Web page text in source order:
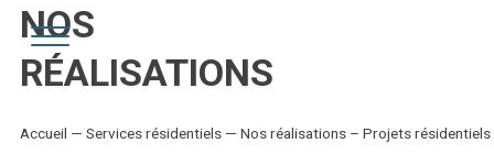
NOS
RÉALISATIONS
Accueil — Services résidentiels— Nos réalisations – Projets résidentiels